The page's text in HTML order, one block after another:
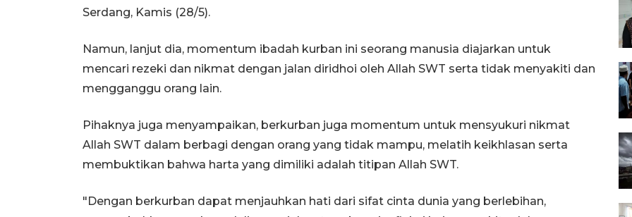
Serdang, Kamis (28/5).
Namun, lanjut dia, momentum ibadah kurban ini seorang manusia diajarkan untuk
mencari rezeki dan nikmat dengan jalan diridhoi oleh Allah SWT serta tidak menyakiti dan
mengganggu orang lain.
Pihaknya juga menyampaikan, berkurban juga momentum untuk mensyukuri nikmat
Allah SWT dalam berbagi dengan orang yang tidak mampu, melatih keikhlasan serta
membuktikan bahwa harta yang dimiliki adalah titipan Allah SWT.
"Dengan berkurban dapat menjauhkan hati dari sifat cinta dunia yang berlebihan,